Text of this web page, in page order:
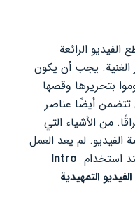
الفيديو الرائعة
الغنية. يجب أن يكون
بتحريرها وقصها
تتضمن أيضًا عناصر
من الأشياء التي
لم يعد العمل
استخدام Intro
.